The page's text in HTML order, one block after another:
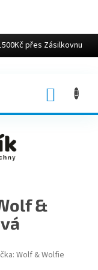
přes Zásilkovnu
&
Wolf & Wolfie